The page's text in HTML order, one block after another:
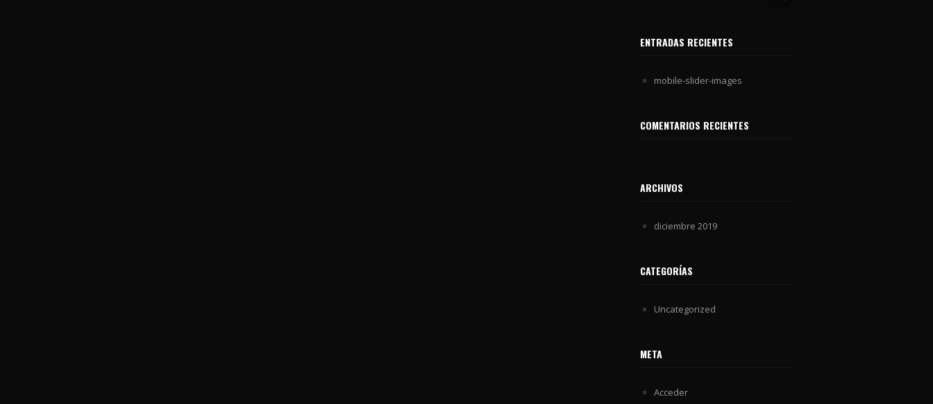
ENTRADAS RECIENTES
mobile-slider-images
COMENTARIOS RECIENTES
ARCHIVOS
diciembre 2019
CATEGORÍAS
Uncategorized
META
Acceder